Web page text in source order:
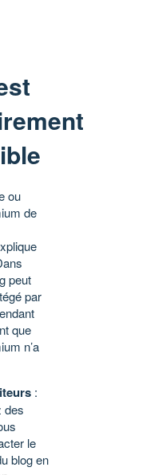
ou
de
peut
par
que
n’a
:
des
le
blog en